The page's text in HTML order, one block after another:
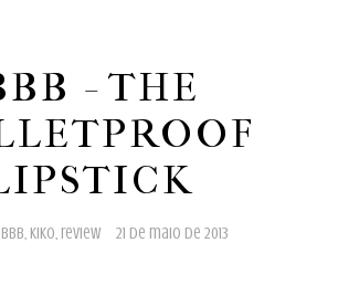
- THE
bbb, kiko, review 21 de maio de 2013